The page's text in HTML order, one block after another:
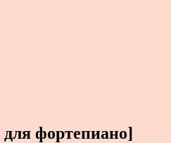
фортепиано]